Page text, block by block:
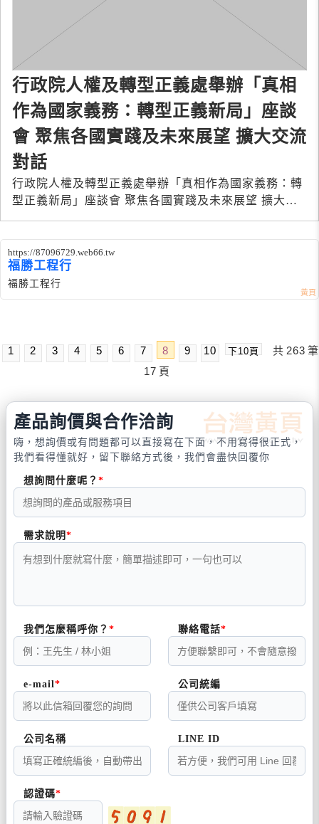
行政院人權及轉型正義處舉辦「真相
作為國家義務：轉型正義新局」座談
會 聚焦各國實踐及未來展望 擴大交流
對話
行政院人權及轉型正義處舉辦「真相作為國家義務：轉
型正義新局」座談會 聚焦各國實踐及未來展望 擴大交
https://87096729.web66.tw
福勝工程行
福勝工程行
1 2 3 4 5 6 7 8 9 10 下10頁 共 263 筆
17 頁
產品詢價與合作洽詢
嗨，想詢價或有問題都可以直接寫在下面，不用寫得很正式，
我們看得懂就好，留下聯絡方式後，我們會盡快回覆你
想詢問什麼呢？
需求說明
我們怎麼稱呼你？ 聯絡電話
e-mail 公司統編
公司名稱 LINE ID
認證碼